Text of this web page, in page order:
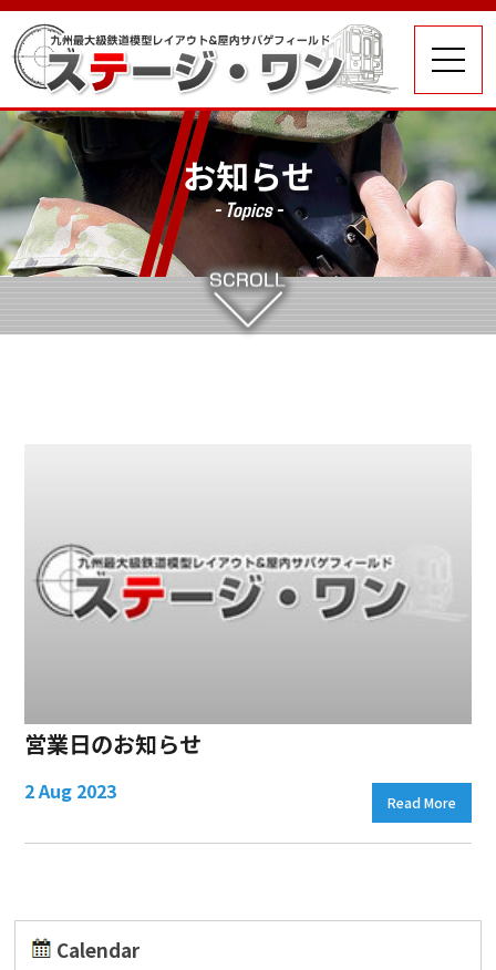
お知らせ
- Topics -
営業日のお知らせ
2 Aug 2023 Read More
Calendar